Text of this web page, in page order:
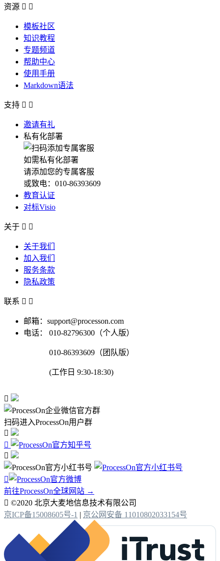
资源  
模板社区
知识教程
专题频道
帮助中心
使用手册
Markdown语法
支持  
邀请有礼
私有化部署
如需私有化部署
请添加您的专属客服
或致电：010-86393609
教育认证
对标Visio
关于  
关于我们
加入我们
服务条款
隐私政策
联系  
邮箱：support@processon.com
电话：
010-82796300（个人版）
010-86393609（团队版）
(工作日 9:30-18:30)

扫码进入ProcessOn用户群




前往ProcessOn全球网站 →
 ©2020 北京大麦地信息技术有限公司
京ICP备15008605号-1 | 京公网安备 11010802033154号